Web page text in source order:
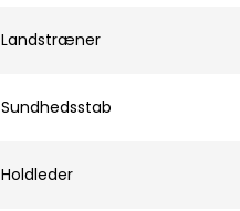
Landstræner
Sundhedsstab
Holdleder